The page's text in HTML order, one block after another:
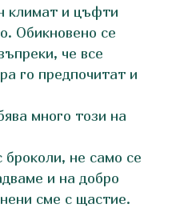
климат и цъфти
Обикновено се
че все
го предпочитат и
много този на
броколи, не само се
и на добро
сме с щастие.